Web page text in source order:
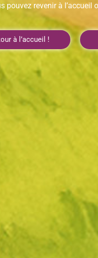
pouvez revenir à
à l’accueil !